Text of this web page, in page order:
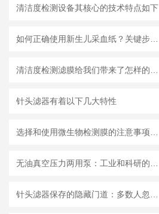
清洁度检测设备其核心的技术特点如下
针头滤器有着以下几大特性